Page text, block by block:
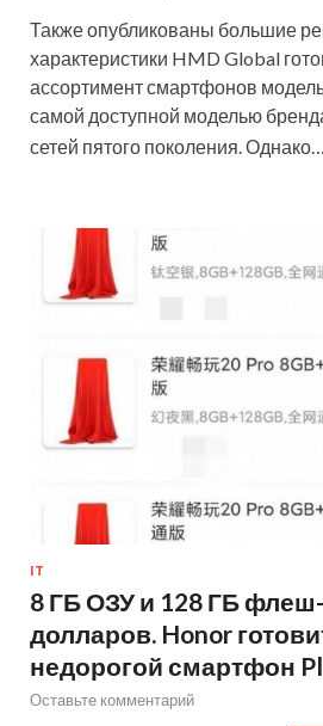
Также опубликованы большие
характеристики HMD Global
ассортимент смартфонов
самой доступной моделью
сетей пятого поколения. Однако…
IT
8 ГБ ОЗУ и 128 ГБ
долларов. Honor
недорогой смартфон
Оставьте комментарий